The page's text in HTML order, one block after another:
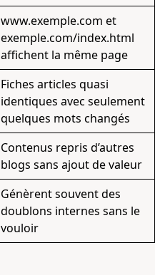
www.exemple.com et
exemple.com/index.html
affichent la même page
Fiches articles quasi
identiques avec seulement
quelques mots changés
Contenus repris d’autres
blogs sans ajout de valeur
Génèrent souvent des
doublons internes sans le
vouloir